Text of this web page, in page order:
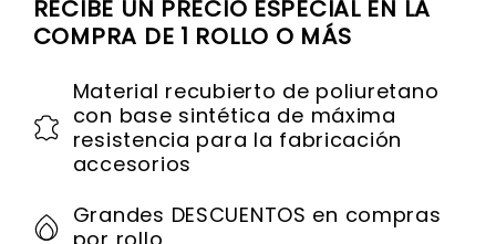
RECIBE UN PRECIO ESPECIAL EN LA
COMPRA DE 1 ROLLO O MÁS
Material recubierto de poliuretano
con base sintética de máxima
resistencia para la fabricación
accesorios
Grandes DESCUENTOS en compras